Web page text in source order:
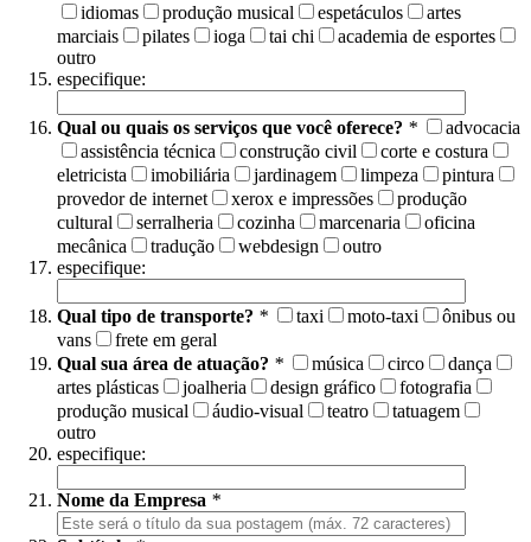
idiomas
produção musical espetáculos
artes
marciais
pilates ioga tai chi
academia de esportes
outro
especifique:
Qual ou quais os serviços que você oferece? *
advocacia
assistência técnica
construção civil
corte e costura
eletricista
imobiliária jardinagem limpeza
pintura
provedor de internet
xerox e impressões
produção
cultural
serralheria cozinha marcenaria
oficina
mecânica
tradução webdesign
outro
especifique:
Qual tipo de transporte? * taxi moto-taxi
ônibus ou
vans
frete em geral
Qual sua área de atuação? * música circo
dança
artes plásticas
joalheria design gráfico
fotografia
produção musical
áudio-visual teatro
tatuagem
outro
especifique:
Nome da Empresa *